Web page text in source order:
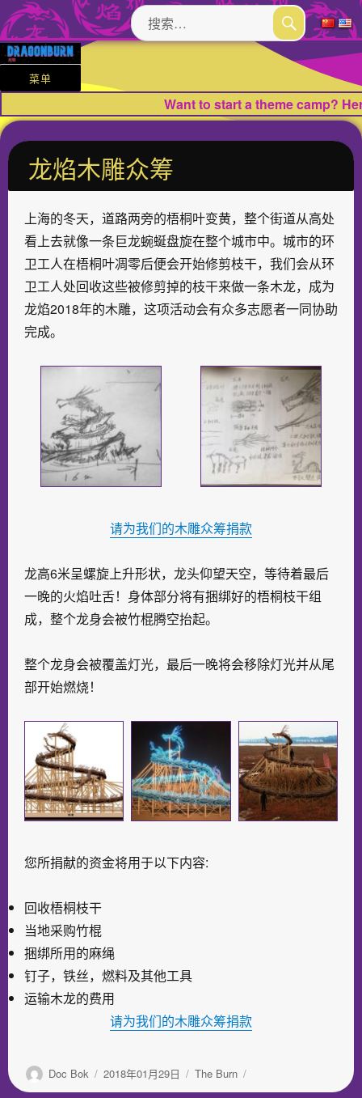
搜
索：
搜
菜单
Want to start a theme camp?
龙焰木雕众筹
上海的冬天，道路两旁的梧桐叶变黄，整个街道从高处
看上去就像一条巨龙蜿蜒盘旋在整个城市中。城市的环
卫工人在梧桐叶凋零后便会开始修剪枝干，我们会从环
卫工人处回收这些被修剪掉的枝干来做一条木龙，成为
龙焰2018年的木雕，这项活动会有众多志愿者一同协助
完成。
请为我们的木雕众筹捐款
龙高6米呈螺旋上升形状，龙头仰望天空，等待着最后
一晚的火焰吐舌！身体部分将有捆绑好的梧桐枝干组
成，整个龙身会被竹棍腾空抬起。
整个龙身会被覆盖灯光，最后一晚将会移除灯光并从尾
部开始燃烧！
您所捐献的资金将用于以下内容:
回收梧桐枝干
当地采购竹棍
捆绑所用的麻绳
钉子，铁丝，燃料及其他工具
运输木龙的费用
请为我们的木雕众筹捐款
作
者
Doc Bok
发
布
2018年01月29日
分
类
The Burn